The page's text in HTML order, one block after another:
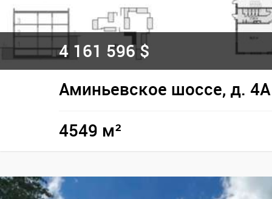
4 161 596 $
Аминьевское шоссе, д. 4А
4549 м²